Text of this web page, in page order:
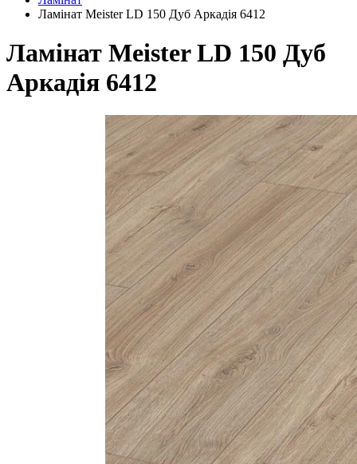
Ламінат Meister LD 150 Дуб Аркадія 6412
Ламінат Meister LD 150 Дуб
Аркадія 6412